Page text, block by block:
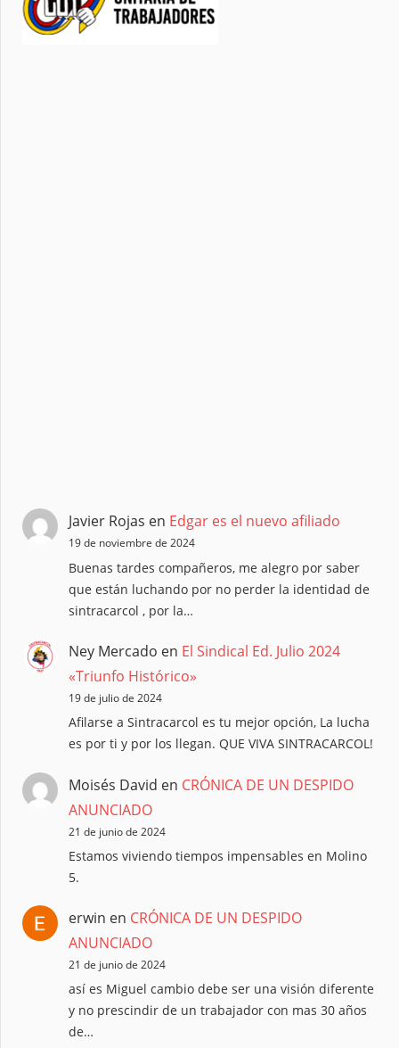
Javier Rojas en Edgar es el nuevo afiliado
19 de noviembre de 2024
Buenas tardes compañeros, me alegro por saber
que están luchando por no perder la identidad de
sintracarcol , por la…
Ney Mercado en El Sindical Ed. Julio 2024
«Triunfo Histórico»
19 de julio de 2024
Afilarse a Sintracarcol es tu mejor opción, La lucha
es por ti y por los llegan. QUE VIVA SINTRACARCOL!
Moisés David en CRÓNICA DE UN DESPIDO
ANUNCIADO
21 de junio de 2024
Estamos viviendo tiempos impensables en Molino
5.
erwin en CRÓNICA DE UN DESPIDO
ANUNCIADO
21 de junio de 2024
así es Miguel cambio debe ser una visión diferente
y no prescindir de un trabajador con mas 30 años
de…